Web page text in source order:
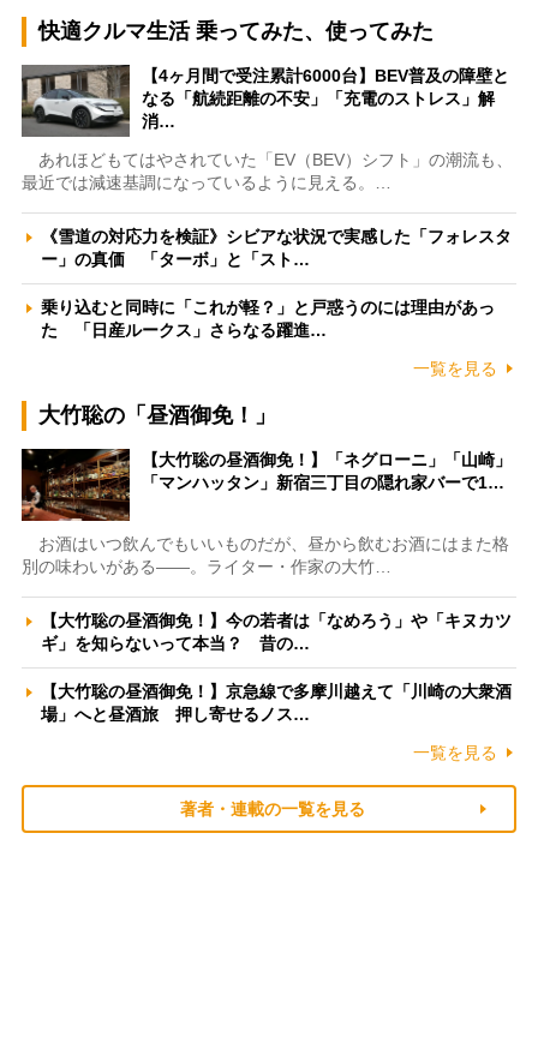
快適クルマ生活 乗ってみた、使ってみた
【4ヶ月間で受注累計6000台】BEV普及の障壁と
なる「航続距離の不安」「充電のストレス」解
消…
あれほどもてはやされていた「EV（BEV）シフト」の潮流も、
最近では減速基調になっているように見える。…
《雪道の対応力を検証》シビアな状況で実感した「フォレスタ
ー」の真価 「ターボ」と「スト…
乗り込むと同時に「これが軽？」と戸惑うのには理由があっ
た 「日産ルークス」さらなる躍進…
一覧を見る
大竹聡の「昼酒御免！」
【大竹聡の昼酒御免！】「ネグローニ」「山崎」
「マンハッタン」新宿三丁目の隠れ家バーで1…
お酒はいつ飲んでもいいものだが、昼から飲むお酒にはまた格
別の味わいがある――。ライター・作家の大竹…
【大竹聡の昼酒御免！】今の若者は「なめろう」や「キヌカツ
ギ」を知らないって本当？ 昔の…
【大竹聡の昼酒御免！】京急線で多摩川越えて「川崎の大衆酒
場」へと昼酒旅 押し寄せるノス…
一覧を見る
著者・連載の一覧を見る